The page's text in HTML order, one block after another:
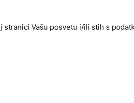
Vašu posvetu i/ili stih s